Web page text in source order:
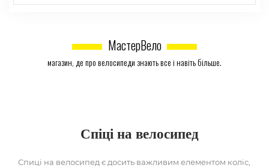
МастерВело
магазин, де про велосипеди знають все і навіть більше.
Спіці на велосипед
Спиці на велосипед є досить важливим елементом коліс,